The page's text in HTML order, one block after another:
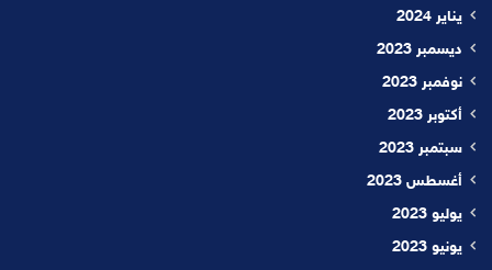
يناير 2024
ديسمبر 2023
نوفمبر 2023
أكتوبر 2023
سبتمبر 2023
أغسطس 2023
يوليو 2023
يونيو 2023